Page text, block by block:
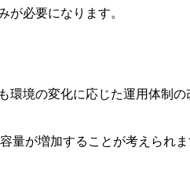
が必要になります。
境の変化に応じた運用体制の
量が増加することが考えら